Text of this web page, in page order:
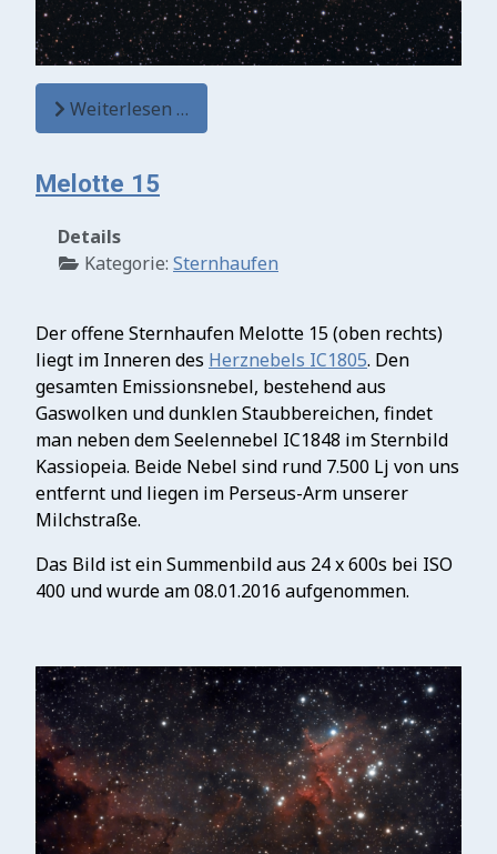
Weiterlesen …
Melotte 15
Details
Kategorie: Sternhaufen
Der offene Sternhaufen Melotte 15 (oben rechts)
liegt im Inneren des Herznebels IC1805. Den
gesamten Emissionsnebel, bestehend aus
Gaswolken und dunklen Staubbereichen, findet
man neben dem Seelennebel IC1848 im Sternbild
Kassiopeia. Beide Nebel sind rund 7.500 Lj von uns
entfernt und liegen im Perseus-Arm unserer
Milchstraße.
Das Bild ist ein Summenbild aus 24 x 600s bei ISO
400 und wurde am 08.01.2016 aufgenommen.